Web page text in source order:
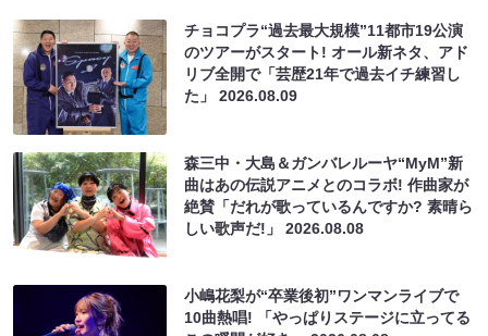
チョコプラ“過去最大規模”11都市19公演
のツアーがスタート! オール新ネタ、アド
リブ全開で「芸歴21年で過去イチ練習し
た」2026.08.09
森三中・大島＆ガンバレルーヤ“MyM”新
曲はあの伝説アニメとのコラボ! 作曲家が
絶賛「だれが歌っているんですか? 素晴ら
しい歌声だ!」2026.08.08
小嶋花梨が“卒業後初”ワンマンライブで
10曲熱唱! 「やっぱりステージに立ってる